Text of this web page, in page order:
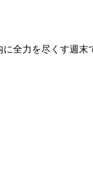
全力を尽くす週末